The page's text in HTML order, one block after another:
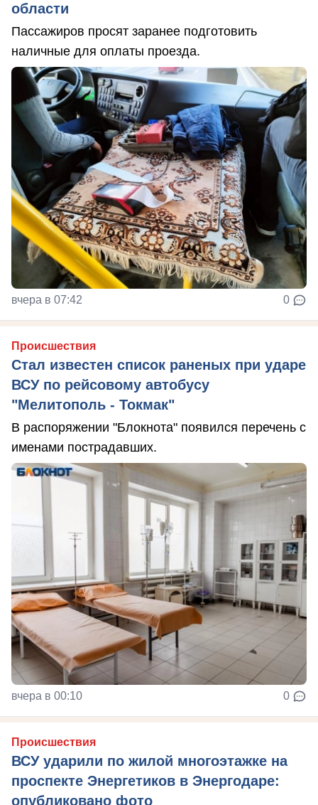
области
Пассажиров просят заранее подготовить
наличные для оплаты проезда.
вчера в 07:42 0
Происшествия
Стал известен список раненых при ударе
ВСУ по рейсовому автобусу
"Мелитополь - Токмак"
В распоряжении "Блокнота" появился перечень с
именами пострадавших.
вчера в 00:10 0
Происшествия
ВСУ ударили по жилой многоэтажке на
проспекте Энергетиков в Энергодаре:
опубликовано фото